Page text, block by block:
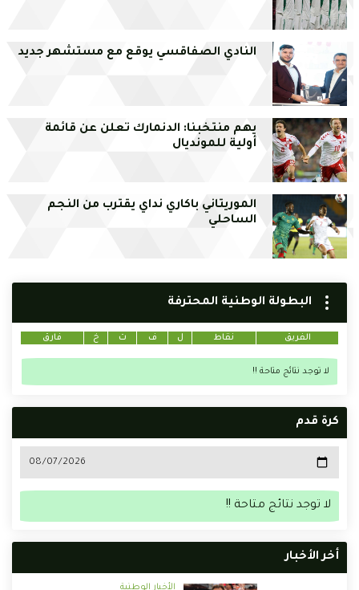
النادي الصفاقسي يوقع مع مستشهر جديد
يهم منتخبنا: الدنمارك تعلن عن قائمة
أولية للمونديال
الموريتاني باكاري نداي يقترب من النجم
الساحلي
البطولة الوطنية المحترفة
الفريق نقاط ل ف ت خ فارق
لا توجد نتائج متاحة !!
كرة قدم
لا توجد نتائج متاحة !!
أخر الأخبار
الأخبار الوطنية